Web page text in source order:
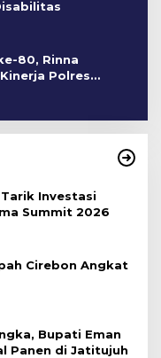
80, Rinna
Polres
Investasi
Summit 2026
Cirebon Angkat
Bupati Eman
Panen di Jatitujuh